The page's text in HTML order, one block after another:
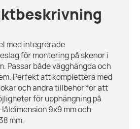
med integrerade
för montering på skenor i
Passar både vägghängda och
Perfekt att komplettera med
och andra tillbehör för att
för upphängning på
9x9 mm och
mm.